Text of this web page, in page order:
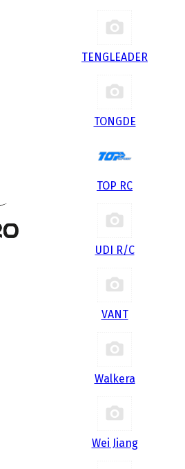
TENGLEADER
TONGDE
TOP RC
UDI R/С
VANT
Walkera
Wei Jiang